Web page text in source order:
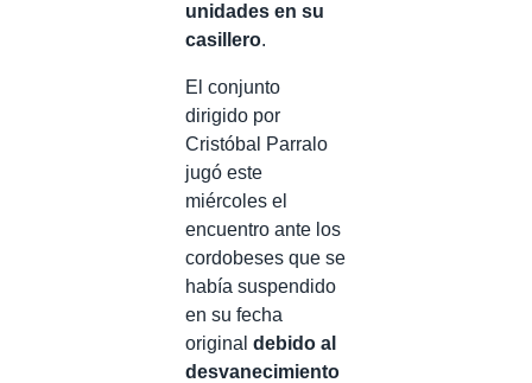
unidades en su
casillero.
El conjunto
dirigido por
Cristóbal Parralo
jugó este
miércoles el
encuentro ante los
cordobeses que se
había suspendido
en su fecha
original debido al
desvanecimiento